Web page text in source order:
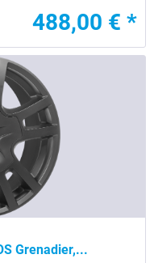
488,00 € *
Grenadier,...